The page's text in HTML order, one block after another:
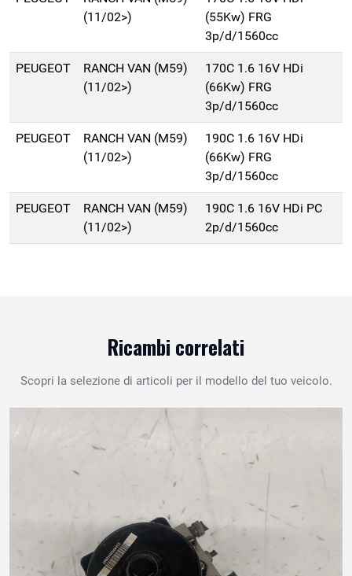
(11/02>)
(55Kw) FRG
3p/d/1560cc
PEUGEOT
RANCH VAN (M59)
(11/02>)
170C 1.6 16V HDi
(66Kw) FRG
3p/d/1560cc
PEUGEOT
RANCH VAN (M59)
(11/02>)
190C 1.6 16V HDi
(66Kw) FRG
3p/d/1560cc
PEUGEOT
RANCH VAN (M59)
(11/02>)
190C 1.6 16V HDi PC
2p/d/1560cc
Ricambi correlati
Scopri la selezione di articoli per il modello del tuo veicolo.